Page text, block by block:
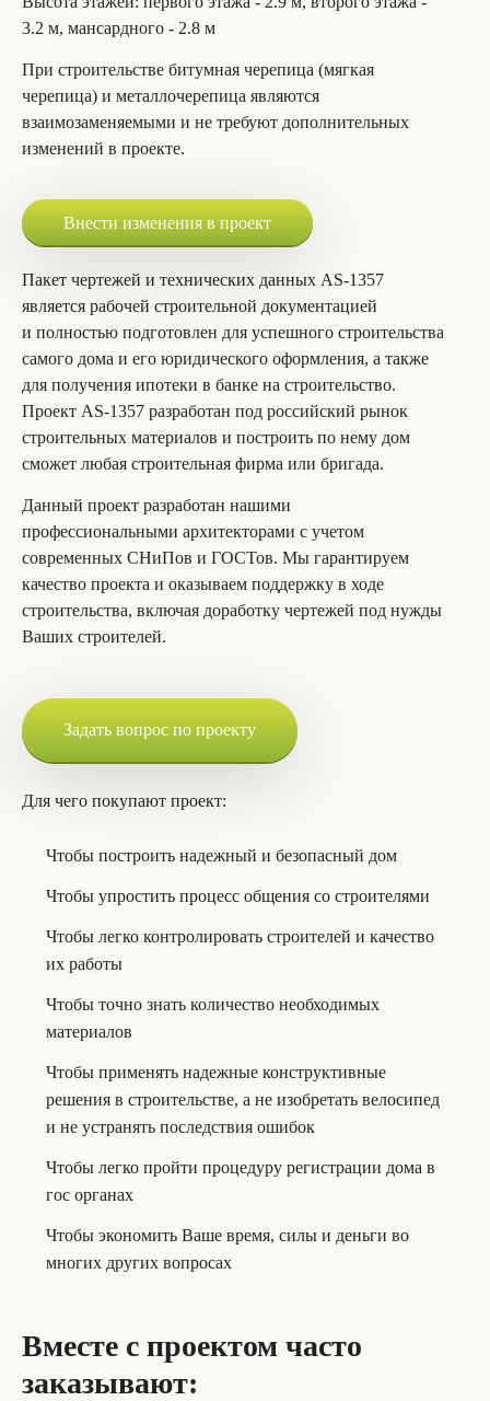
3.2 м, мансардного - 2.8 м
При строительстве битумная черепица (мягкая
черепица) и металлочерепица являются
взаимозаменяемыми и не требуют дополнительных
изменений в проекте.
Внести изменения в проект
Пакет чертежей и технических данных AS-1357
является рабочей строительной документацией
и полностью подготовлен для успешного строительства
самого дома и его юридического оформления, а также
для получения ипотеки в банке на строительство.
Проект AS-1357 разработан под российский рынок
строительных материалов и построить по нему дом
сможет любая строительная фирма или бригада.
Данный проект разработан нашими
профессиональными архитекторами с учетом
современных СНиПов и ГОСТов. Мы гарантируем
качество проекта и оказываем поддержку в ходе
строительства, включая доработку чертежей под нужды
Ваших строителей.
Задать вопрос по проекту
Для чего покупают проект:
Чтобы построить надежный и безопасный дом
Чтобы упростить процесс общения со строителями
Чтобы легко контролировать строителей и качество
их работы
Чтобы точно знать количество необходимых
материалов
Чтобы применять надежные конструктивные
решения в строительстве, а не изобретать велосипед
и не устранять последствия ошибок
Чтобы легко пройти процедуру регистрации дома в
гос органах
Чтобы экономить Ваше время, силы и деньги во
многих других вопросах
Вместе с проектом часто
заказывают: